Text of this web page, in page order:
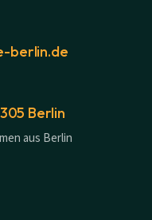
berlin.de
Berlin
aus Berlin